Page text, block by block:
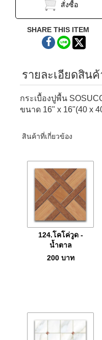
สั่งซื้อ
SHARE THIS ITEM
รายละเอียดสินค้
กระเบื้องปูพื้น
ขนาด 16" x 16"(40 x
สินค้าที่เกี่ยวข้อง
124.โคโค่วูด -
น้ำตาล
200 บาท